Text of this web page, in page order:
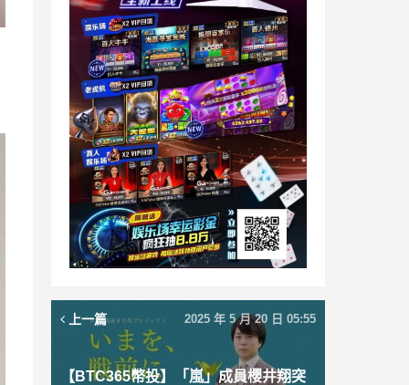
上一篇
【BTC365幣投】「嵐」成員櫻井翔突
2025 年 5 月 20 日 05:55